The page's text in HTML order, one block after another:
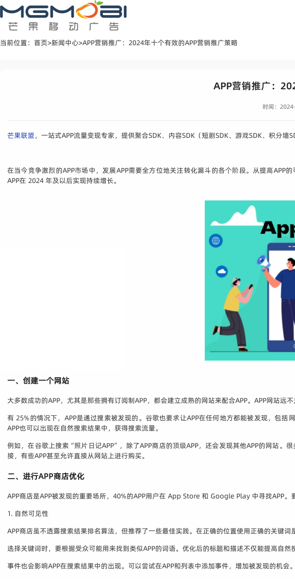
当前位置： 首页>新闻中心>APP营销推广：2024年十个有效的APP营销推广策略
APP营销推广：
时间：
芒果联盟，一站式APP流量变现专家，提供聚合SDK、内容SDK（短剧SDK、游戏SDK、积分墙
在当今竞争激烈的APP市场中，发展APP需要全方位地关注转化漏斗的各个阶段。从提高
APP在 2024 年及以后实现持续增长。
一、创建一个网站
大多数成功的APP，尤其是那些拥有订阅制APP，都会建立成熟的网站来配合APP。APP网站远
有 25%的情况下，APP是通过搜索被发现的。谷歌也要求让APP在任何地方都能被发现，包括
APP也可以出现在自然搜索结果中，获得搜索流量。
例如，在谷歌上搜索“照片日记APP”，除了APP商店的顶级APP，还会发现其他APP的网站。
接，有些APP甚至允许直接从网站上进行购买。
二、进行APP商店优化
APP商店是APP被发现的重要场所，40%的APP用户在 App Store 和 Google Play 中寻找APP。
1. 自然可见性
APP商店虽不透露搜索结果排名算法，但推荐了一些最佳实践。在正确的位置使用正确的关键
选择关键词时，要根据受众可能用来找到类似APP的词语。优化后的标题和描述不仅能提高自
事件也会影响APP在搜索结果中的出现。可以尝试在APP和列表中添加事件，增加被发现的机会。